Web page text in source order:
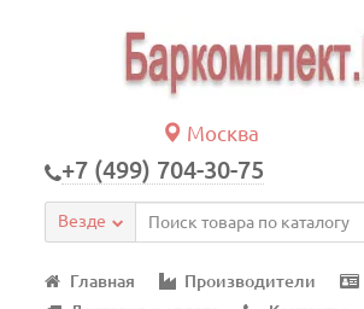
Москва
+7 (499) 704-30-75
Везде
Главная Производители